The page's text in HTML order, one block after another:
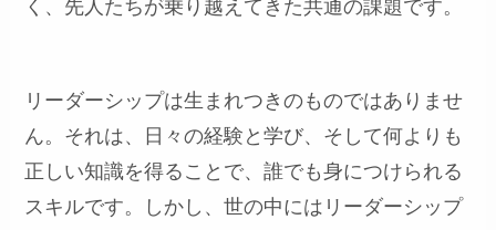
く、先人たちが乗り越えてきた共通の課題です。
リーダーシップは生まれつきのものではありませ
ん。それは、日々の経験と学び、そして何よりも
正しい知識を得ることで、誰でも身につけられる
スキルです。しかし、世の中にはリーダーシップ